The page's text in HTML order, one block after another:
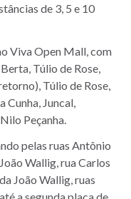
de 3, 5 e 10
Viva Open Mall, com
Túlio de Rose,
Túlio de Rose,
Cunha, Juncal,
Peçanha.
pelas ruas Antônio
Wallig, rua Carlos
João Wallig, ruas